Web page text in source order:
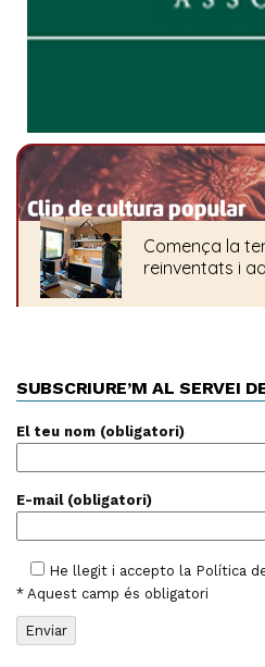
SUBSCRIURE’M AL SERVEI
El teu nom (obligatori)
E-mail (obligatori)
He llegit i accepto la Política
* Aquest camp és obligatori